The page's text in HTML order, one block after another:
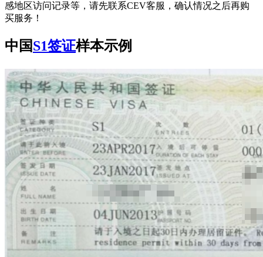
感地区访问记录等，请先联系CEV客服，确认情况之后再购
买服务！
中国S1签证样本示例